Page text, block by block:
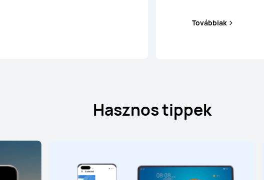
Továbbiak
Hasznos tippek